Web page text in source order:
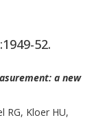
52.
a new
RG, Kloer HU,